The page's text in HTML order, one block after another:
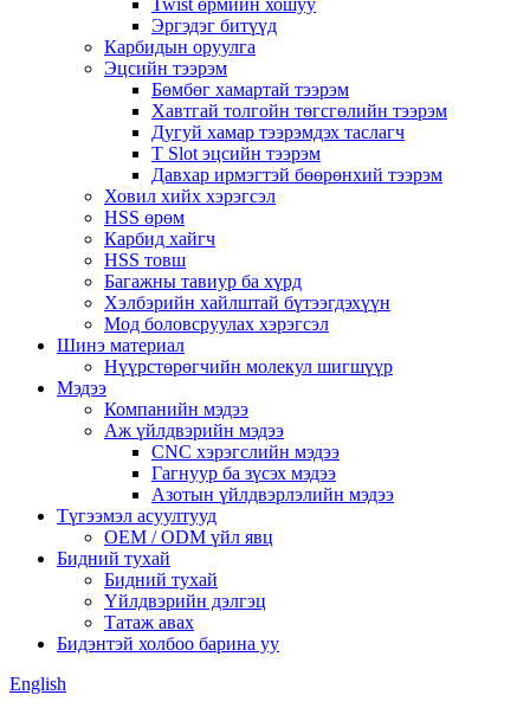
Twist өрмийн хошуу
Эргэдэг битүүд
Карбидын оруулга
Эцсийн тээрэм
Бөмбөг хамартай тээрэм
Хавтгай толгойн төгсгөлийн тээрэм
Дугуй хамар тээрэмдэх таслагч
T Slot эцсийн тээрэм
Давхар ирмэгтэй бөөрөнхий тээрэм
Ховил хийх хэрэгсэл
HSS өрөм
Карбид хайгч
HSS товш
Багажны тавиур ба хүрд
Хэлбэрийн хайлштай бүтээгдэхүүн
Мод боловсруулах хэрэгсэл
Шинэ материал
Нүүрстөрөгчийн молекул шигшүүр
Мэдээ
Компанийн мэдээ
Аж үйлдвэрийн мэдээ
CNC хэрэгслийн мэдээ
Гагнуур ба зүсэх мэдээ
Азотын үйлдвэрлэлийн мэдээ
Түгээмэл асуултууд
OEM / ODM үйл явц
Бидний тухай
Бидний тухай
Үйлдвэрийн дэлгэц
Татаж авах
Бидэнтэй холбоо барина уу
English